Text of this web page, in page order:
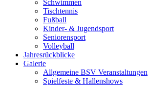
Schwimmen
Tischtennis
Fußball
Kinder- & Jugendsport
Seniorensport
Volleyball
Jahresrückblicke
Galerie
Allgemeine BSV Veranstaltungen
Spielfeste & Hallenshows